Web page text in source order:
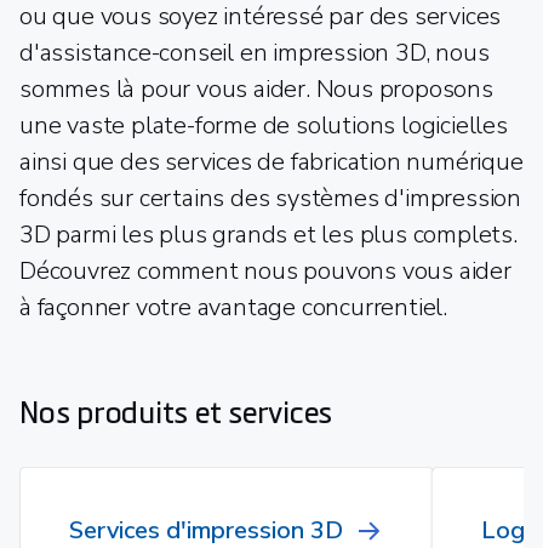
ou que vous soyez intéressé par des services
d'assistance-conseil en impression 3D, nous
sommes là pour vous aider. Nous proposons
une vaste plate-forme de solutions logicielles
ainsi que des services de fabrication numérique
fondés sur certains des systèmes d'impression
3D parmi les plus grands et les plus complets.
Découvrez comment nous pouvons vous aider
à façonner votre avantage concurrentiel.
Nos produits et services
Services d'impression 3D